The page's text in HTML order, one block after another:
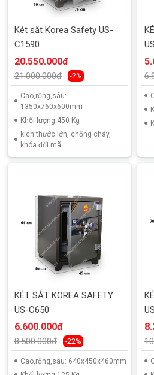
Két sắt Korea Safety US-
C1590
20.550.000đ
21.000.000đ -2%
Cao,rộng,sâu:
1350x760x600mm
Khối lượng:450 Kg
kích thước lớn, chống cháy,
khóa đổi mã
KÉT SẮT KOREA SAFETY
US-C650
6.600.000đ
8.500.000đ -22%
Cao,rộng,sâu: 640x450x460mm